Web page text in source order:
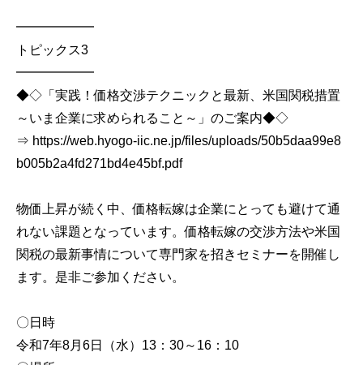
━━━━━━
トピックス3
━━━━━━
◆◇「実践！価格交渉テクニックと最新、米国関税措置
～いま企業に求められること～」のご案内◆◇
⇒ https://web.hyogo-iic.ne.jp/files/uploads/50b5daa99e8
b005b2a4fd271bd4e45bf.pdf
物価上昇が続く中、価格転嫁は企業にとっても避けて通
れない課題となっています。価格転嫁の交渉方法や米国
関税の最新事情について専門家を招きセミナーを開催し
ます。是非ご参加ください。
〇日時
令和7年8月6日（水）13：30～16：10